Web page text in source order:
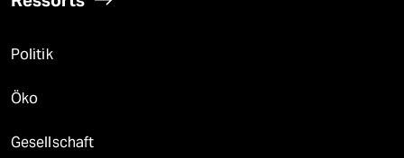
Politik
Öko
Gesellschaft